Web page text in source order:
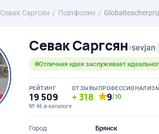
Севак Саргсян Портфолио
Севак Саргсян›sevjan
Отличная идея заслуживает
РЕЙТИНГ
19 509
№ 46 в каталоге
ОТЗЫВЫ
318 9/10
Город
Брянск